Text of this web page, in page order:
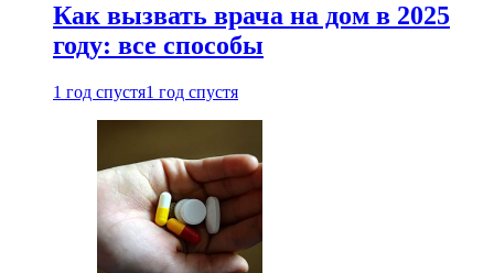
Как вызвать врача на дом в 2025
году: все способы
1 год спустя1 год спустя